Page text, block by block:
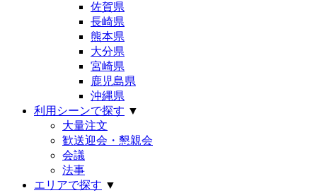
佐賀県
長崎県
熊本県
大分県
宮崎県
鹿児島県
沖縄県
利用シーンで探す ▼
大量注文
歓送迎会・懇親会
会議
法事
エリアで探す ▼